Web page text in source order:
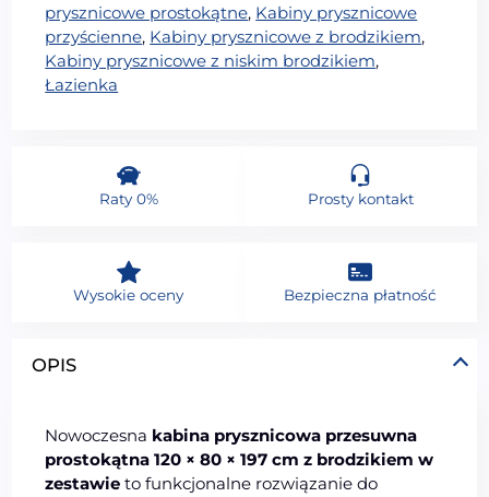
OPIS
Nowoczesna kabina prysznicowa przesuwna
prostokątna 120 × 80 × 197 cm z brodzikiem w
zestawie to funkcjonalne rozwiązanie do
prysznicowe prostokątne, Kabiny prysznicowe
przyścienne, Kabiny prysznicowe z brodzikiem,
Kabiny prysznicowe z niskim brodzikiem,
Łazienka
Raty 0% Prosty kontakt
Wysokie oceny Bezpieczna płatność